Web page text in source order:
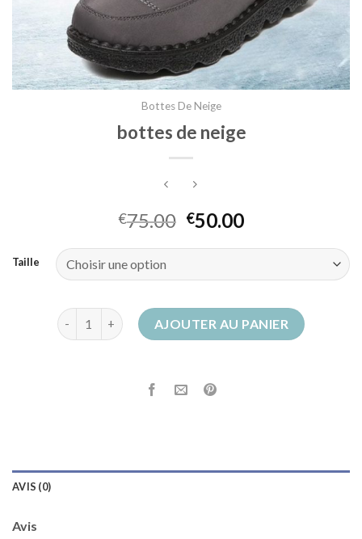
Bottes De Neige
bottes de neige
€75.00 €50.00
Taille
quantité de bottes de neigeAJOUTER AU PANIER
AVIS (0)
Avis